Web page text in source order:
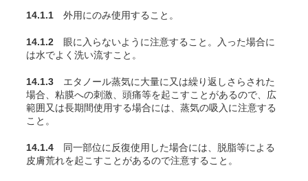
14.1.1 外用にのみ使用すること。
14.1.2 眼に入らないように注意すること。入った場合に
は水でよく洗い流すこと。
14.1.3 エタノール蒸気に大量に又は繰り返しさらされた
場合、粘膜への刺激、頭痛等を起こすことがあるので、広
範囲又は長期間使用する場合には、蒸気の吸入に注意する
こと。
14.1.4 同一部位に反復使用した場合には、脱脂等による
皮膚荒れを起こすことがあるので注意すること。